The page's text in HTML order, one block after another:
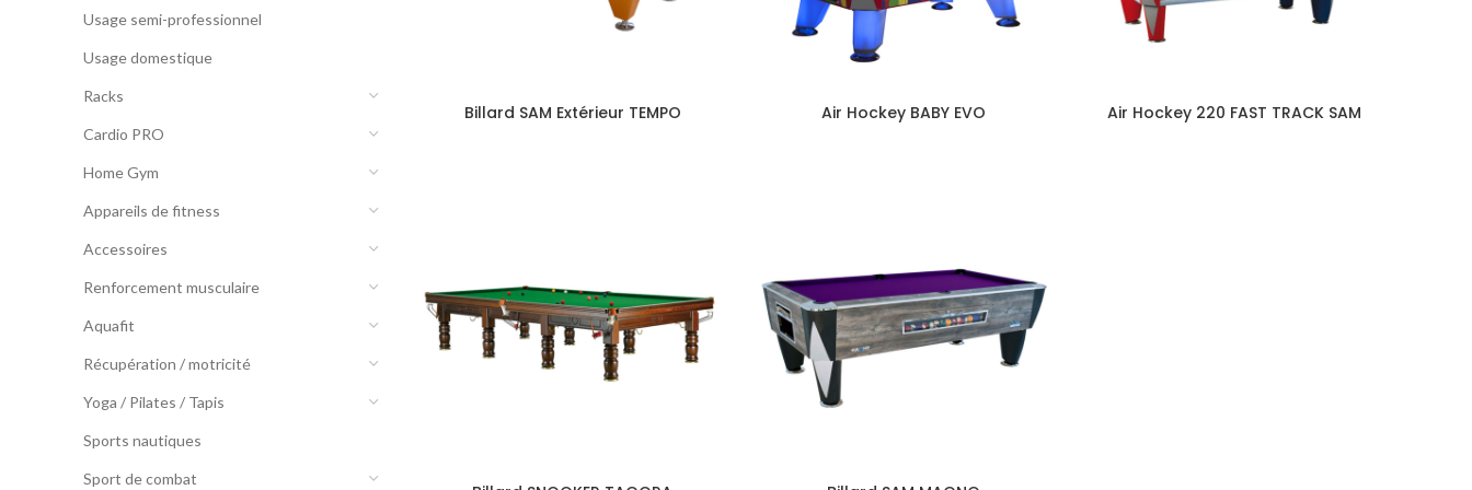
Usage semi-professionnel
Usage domestique
Racks
Cardio PRO
Home Gym
Appareils de fitness
Accessoires
Renforcement musculaire
Aquafit
Récupération / motricité
Yoga / Pilates / Tapis
Sports nautiques
Sport de combat
Billard SAM Extérieur TEMPO Air Hockey BABY EVO Air Hockey 220 FAST TRACK SAM